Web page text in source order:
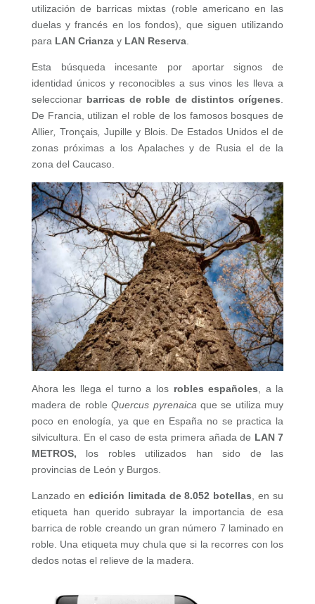
utilización de barricas mixtas (roble americano en las
duelas y francés en los fondos), que siguen utilizando
para LAN Crianzay LAN Reserva.
Esta búsqueda incesante por aportar signos de
identidad únicos y reconocibles a sus vinos les lleva a
seleccionar barricas de roble de distintos orígenes
De Francia, utilizan el roble de los famosos bosques de
Allier, Tronçais, Jupille y Blois. De Estados Unidos el de
zonas próximas a los Apalaches y de Rusia el de la
zona del Caucaso.
Ahora les llega el turno a los robles españoles, a la
madera de robleQuercus pyrenaicaque se utiliza muy
poco en enología, ya que en España no se practica la
silvicultura. En el caso de esta primera añada de LAN 7
METROS, los robles utilizados han sido de las
provincias de León y Burgos.
Lanzado en edición limitada de 8.052 botellas, en su
etiqueta han querido subrayar la importancia de esa
barrica de roble creando un gran número 7 laminado en
roble. Una etiqueta muy chula que si la recorres con los
dedos notas el relieve de la madera.